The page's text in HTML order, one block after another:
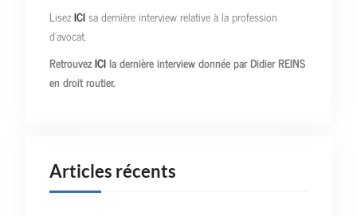
LisezICIsa dernière interview relative à la profession
d’avocat.
RetrouvezICIla dernière interview donnée par Didier REINS
en droit routier.
Articles récents